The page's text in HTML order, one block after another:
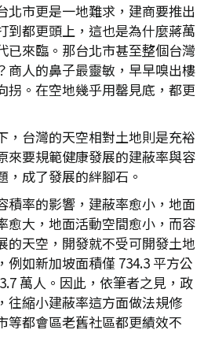
北市更是一地難求，建商要推出
到都更頭上，這也是為什麼蔣萬
已來臨。那台北市甚至整個台灣
商人的鼻子最靈敏，早早嗅出樓
拐。在空地幾乎用罄見底，都更
，台灣的天空相對土地則是充裕
來要規範健康發展的建蔽率與容
，成了發展的絆腳石。
積率的影響，建蔽率愈小，地面
愈大，地面活動空間愈小，而容
的天空，開發就不受可開發土地
例如新加坡面積僅 734.3 平方公
萬人。因此，依筆者之見，政
往縮小建蔽率這方面做法規修
等都會區老舊社區都更績效不